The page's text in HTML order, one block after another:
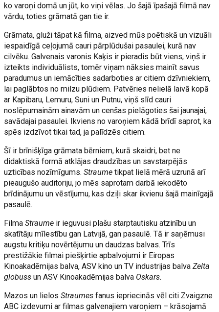
ko varoņi domā un jūt, ko viņi vēlas. Jo šajā īpašajā filmā nav
vārdu, toties grāmatā gan tie ir.
Grāmata, gluži tāpat kā filma, aizved mūs poētiskā un vizuāli
iespaidīgā ceļojumā cauri pārplūdušai pasaulei, kurā nav
cilvēku. Galvenais varonis Kaķis ir pieradis būt viens, viņš ir
izteikts individuālists, tomēr viņam nāksies mainīt savus
paradumus un iemācīties sadarboties ar citiem dzīvniekiem,
lai paglābtos no milzu plūdiem. Patvēries nelielā laivā kopā
ar Kapibaru, Lemuru, Suni un Putnu, viņš slīd cauri
noslēpumainām ainavām un cenšas pielāgoties šai jaunajai,
savādajai pasaulei. Ikviens no varoņiem kādā brīdī saprot, ka
spēs izdzīvot tikai tad, ja palīdzēs citiem.
Šī ir brīnišķīga grāmata bērniem, kurā skaidri, bet ne
didaktiskā formā atklājas draudzības un savstarpējās
uzticības nozīmīgums.Straume tikpat lielā mērā uzrunā arī
pieaugušo auditoriju, jo mēs saprotam darbā iekodēto
brīdinājumu un vēstījumu, kas dziļi skar ikvienu šajā mainīgajā
pasaulē.
FilmaStraume ir ieguvusi plašu starptautisku atzinību un
skatītāju mīlestību gan Latvijā, gan pasaulē. Tā ir saņēmusi
augstu kritiķu novērtējumu un daudzas balvas. Trīs
prestižākie filmai piešķirtie apbalvojumi ir Eiropas
Kinoakadēmijas balva, ASV kino un TV industrijas balvaZelta
globussun ASV Kinoakadēmijas balva Oskars.
Mazos un lielosStraumes fanus iepriecinās vēl citi Zvaigzne
ABC izdevumi ar filmas galvenajiem varoņiem – krāsojamā